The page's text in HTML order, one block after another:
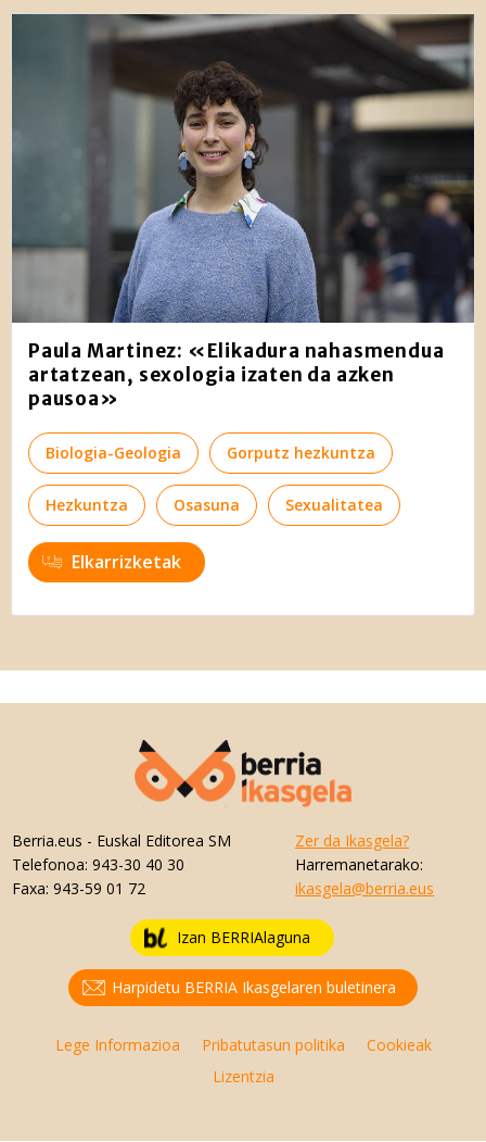
Paula Martinez: «Elikadura nahasmendua
artatzean, sexologia izaten da azken
pausoa»
Biologia-Geologia Gorputz hezkuntza
Hezkuntza Osasuna Sexualitatea
Elkarrizketak
Berria.eus - Euskal Editorea SM
Telefonoa: 943-30 40 30
Faxa: 943-59 01 72
Zer da Ikasgela?
Harremanetarako:
ikasgela@berria.eus
Izan BERRIAlaguna
Harpidetu BERRIA Ikasgelaren buletinera
Lege Informazioa Pribatutasun politika
Cookieak
Lizentzia